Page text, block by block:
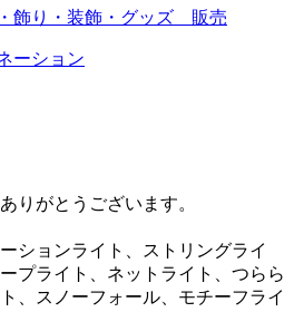
飾り・装飾・グッズ 販売
ーション
りがとうございます。
ションライト、ストリングライ
プライト、ネットライト、つらら
、スノーフォール、モチーフライ